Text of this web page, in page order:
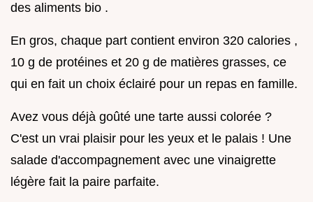
des aliments bio .
En gros, chaque part contient environ 320 calories ,
10 g de protéines et 20 g de matières grasses, ce
qui en fait un choix éclairé pour un repas en famille.
Avez vous déjà goûté une tarte aussi colorée ?
C'est un vrai plaisir pour les yeux et le palais ! Une
salade d'accompagnement avec une vinaigrette
légère fait la paire parfaite.